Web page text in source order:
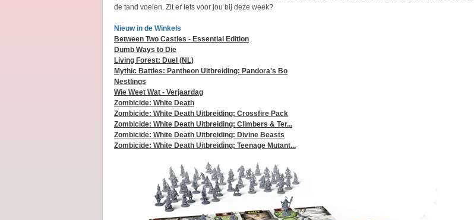
de tand voelen. Zit er iets voor jou bij deze week?
Nieuw in de Winkels
Between Two Castles - Essential Edition
Dumb Ways to Die
Living Forest: Duel (NL)
Mythic Battles: Pantheon Uitbreiding: Pandora's Bo
Nestlings
Wie Weet Wat - Verjaardag
Zombicide: White Death
Zombicide: White Death Uitbreiding: Crossfire Pack
Zombicide: White Death Uitbreiding: Climbers & Ter...
Zombicide: White Death Uitbreiding: Divine Beasts
Zombicide: White Death Uitbreiding: Teenage Mutant...